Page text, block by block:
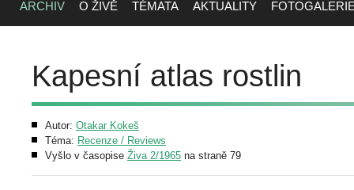
ARCHIV O ŽIVĚ TÉMATA AKTUALITY
Kapesní atlas rostlin
Autor: Otakar Kokeš
Téma: Recenze / Reviews
Vyšlo v časopise Živa 2/1965 na straně 79